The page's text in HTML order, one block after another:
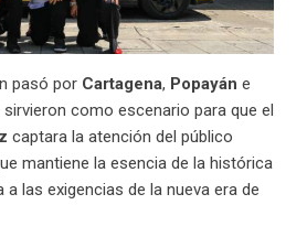
pasó por Cartagena, Popayán e
sirvieron como escenario para que el
captara la atención del público
mantiene la esencia de la histórica
a las exigencias de la nueva era de